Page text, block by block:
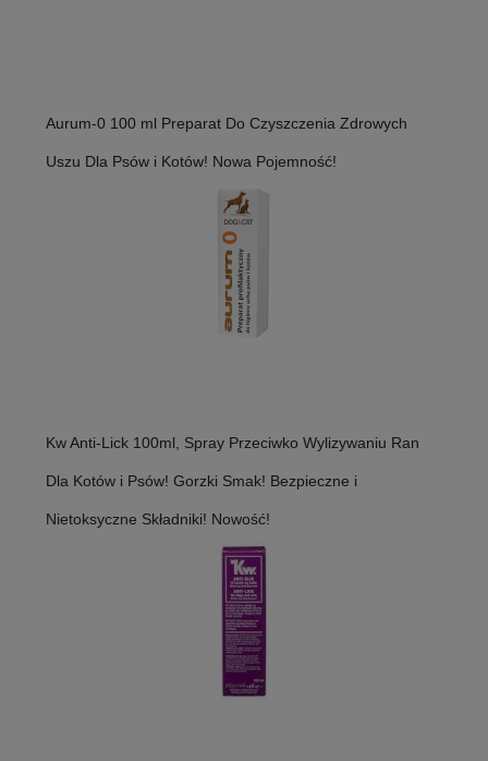
Aurum-0 100 ml Preparat Do Czyszczenia Zdrowych
Uszu Dla Psów i Kotów! Nowa Pojemność!
Kw Anti-Lick 100ml, Spray Przeciwko Wylizywaniu Ran
Dla Kotów i Psów! Gorzki Smak! Bezpieczne i
Nietoksyczne Składniki! Nowość!